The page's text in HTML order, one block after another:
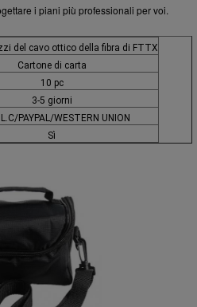
i piani più professionali per voi.
del cavo ottico della fibra di FTTX
Cartone di carta
10 pc
3-5 giorni
L.C/PAYPAL/WESTERN UNION
Sì